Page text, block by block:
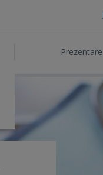
Prezentare